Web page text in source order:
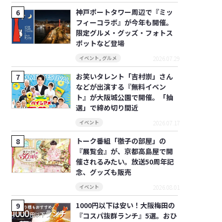
神戸ポートタワー周辺で『ミッ
フィーコラボ』が今年も開催。
限定グルメ・グッズ・フォトス
ポットなど登場
イベント,グルメ 2026.07.29
お笑いタレント「吉村崇」さん
などが出演する『無料イベン
ト』が大阪城公園で開催。「抽
選」で締め切り間近
イベント 2026.07.17
トーク番組「徹子の部屋」の
『展覧会』が、京都高島屋で開
催されるみたい。放送50周年記
念、グッズも販売
イベント 2026.08.01
1000円以下は安い！大阪梅田の
『コスパ抜群ランチ』5選。おひ